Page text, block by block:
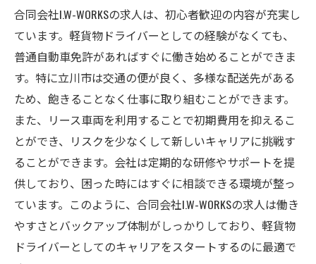
合同会社I.W-WORKSの求人は、初心者歓迎の内容が充実し
ています。軽貨物ドライバーとしての経験がなくても、
普通自動車免許があればすぐに働き始めることができま
す。特に立川市は交通の便が良く、多様な配送先がある
ため、飽きることなく仕事に取り組むことができます。
また、リース車両を利用することで初期費用を抑えるこ
とができ、リスクを少なくして新しいキャリアに挑戦す
ることができます。会社は定期的な研修やサポートを提
供しており、困った時にはすぐに相談できる環境が整っ
ています。このように、合同会社I.W-WORKSの求人は働き
やすさとバックアップ体制がしっかりしており、軽貨物
ドライバーとしてのキャリアをスタートするのに最適で